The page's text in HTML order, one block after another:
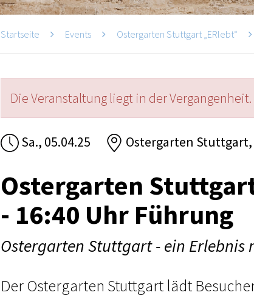
Startseite Events Ostergarten Stuttgart „ERlebt“
Die Veranstaltung liegt in der Vergangenheit.
Sa., 05.04.25 Ostergarten
Ostergarten
- 16:40 Uhr Führung
Ostergarten Stuttgart - ein Erlebnis
Der Ostergarten Stuttgart lädt